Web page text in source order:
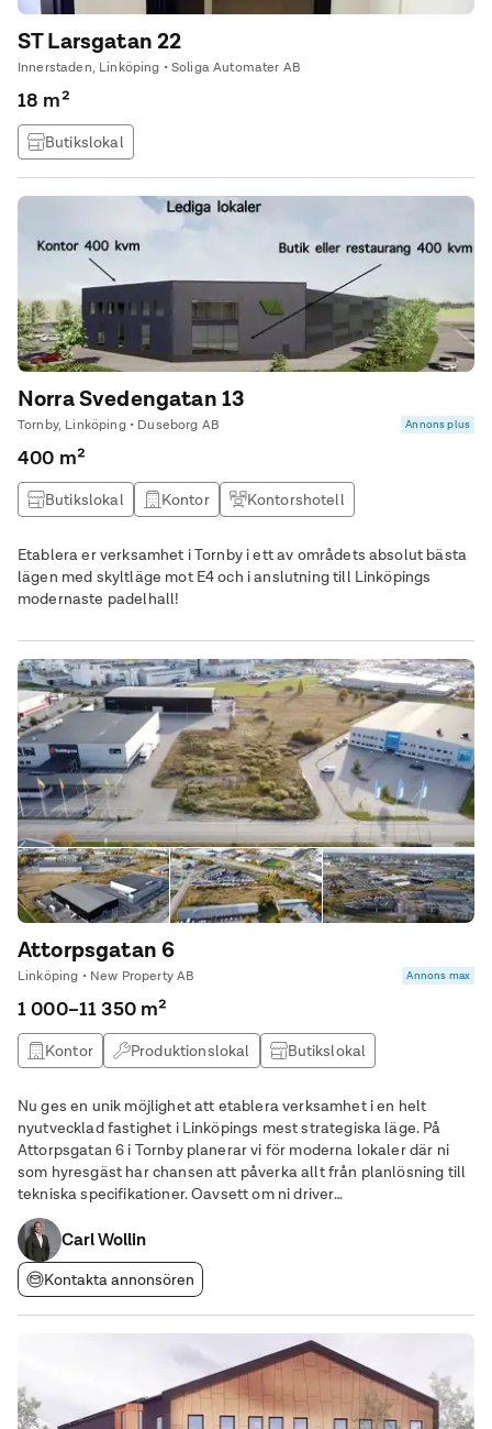
ST Larsgatan 22
Innerstaden, Linköping • Soliga Automater AB
18 m²
Butikslokal
Norra Svedengatan 13
Tornby, Linköping • Duseborg AB Annons plus
400 m²
Butikslokal Kontor
Kontorshotell
Etablera er verksamhet i Tornby i ett av områdets absolut bästa
lägen med skyltläge mot E4 och i anslutning till Linköpings
modernaste padelhall!
Attorpsgatan 6
Linköping • New Property AB Annons max
1 000–11 350 m²
Kontor Produktionslokal
Butikslokal
Nu ges en unik möjlighet att etablera verksamhet i en helt
nyutvecklad fastighet i Linköpings mest strategiska läge. På
Attorpsgatan 6 i Tornby planerar vi för moderna lokaler där ni
som hyresgäst har chansen att påverka allt från planlösning till
tekniska specifikationer. Oavsett om ni driver
logistikverksamhet, industriell produktion eller behöver ett
modernt kombinationskontor, skapar vi en
Carl Wollin
Kontakta annonsören